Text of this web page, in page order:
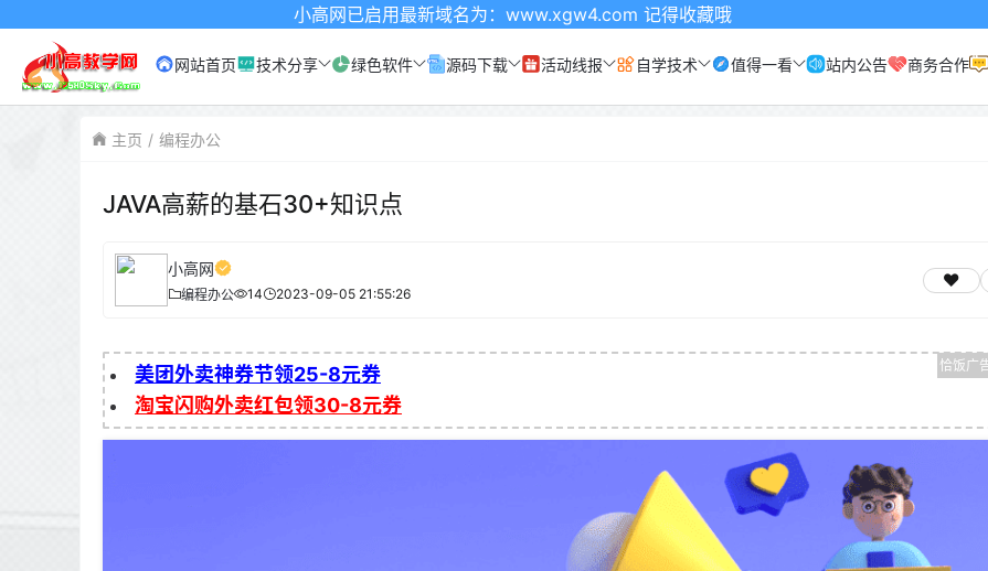
小高网已启用最新域名为：www.xgw4.com 记得收藏哦
网站首页 技术分享 绿色软件 源码下载 活动线报 自学技术 值得一看 站内公告 商务合作
主页 编程办公
JAVA高薪的基石30+知识点
小高网
编程办公 14 2023-09-05 21:55:26
美团外卖神券节领25-8元券
淘宝闪购外卖红包领30-8元券